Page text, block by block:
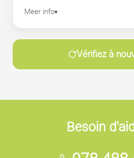
Meer info
Vérifiez à
Besoin